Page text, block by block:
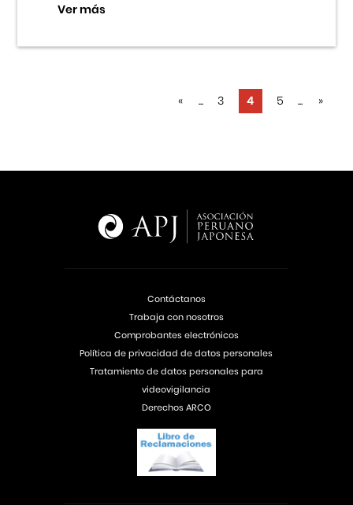
Ver más
« ... 3 4 5 ... »
Contáctanos
Trabaja con nosotros
Comprobantes electrónicos
Política de privacidad de datos personales
Tratamiento de datos personales para
videovigilancia
Derechos ARCO